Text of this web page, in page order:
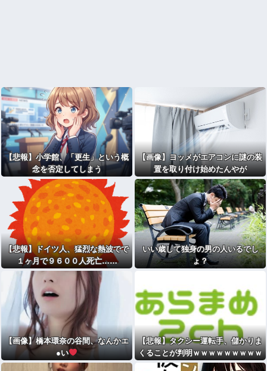
【悲報】小学館、「更生」という概
念を否定してしまう
【画像】ヨッメがエアコンに謎の装
置を取り付け始めたんやが
【悲報】ドイツ人、猛烈な熱波でで
１ヶ月で９６００人死亡……
いい歳して独身の男の人いるでし
ょ？
【画像】橋本環奈の谷間、なんかエ
●い
【悲報】タクシー運転手、儲かりま
くることが判明ｗｗｗｗｗｗｗｗｗ
ｗｗｗｗｗｗｗｗｗｗｗｗｗｗｗｗ